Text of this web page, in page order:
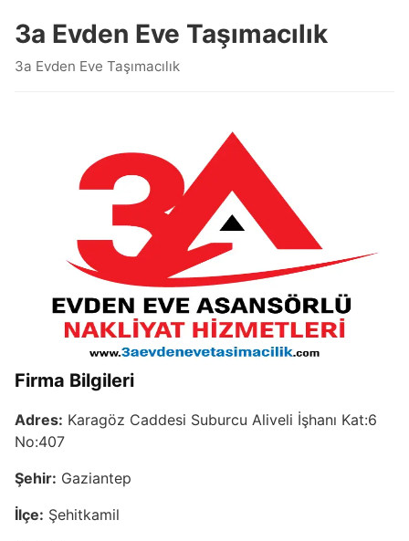
3a Evden Eve Taşımacılık
3a Evden Eve Taşımacılık
Firma Bilgileri
Adres: Karagöz Caddesi Suburcu Aliveli İşhanı Kat:6
No:407
Şehir: Gaziantep
İlçe: Şehitkamil